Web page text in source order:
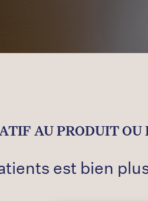
AU PRODUIT OU
est bien